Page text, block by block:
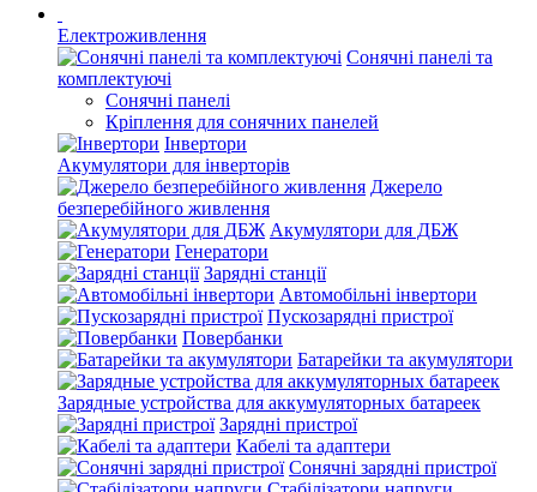
Електроживлення
Сонячні панелі та
комплектуючі
Сонячні панелі
Кріплення для сонячних панелей
Інвертори
Акумулятори для інверторів
Джерело
безперебійного живлення
Акумулятори для ДБЖ
Генератори
Зарядні станції
Автомобільні інвертори
Пускозарядні пристрої
Повербанки
Батарейки та акумулятори
Зарядные устройства для аккумуляторных батареек
Зарядні пристрої
Кабелі та адаптери
Сонячні зарядні пристрої